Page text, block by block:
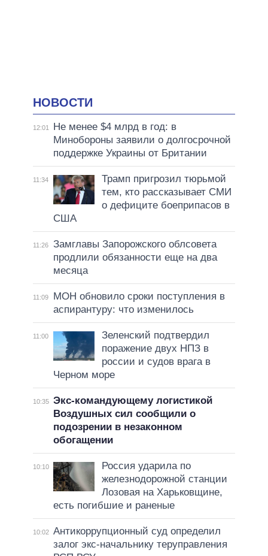
НОВОСТИ
12:01
Не менее $4 млрд в год: в
Минобороны заявили о долгосрочной
поддержке Украины от Британии
11:34
Трамп пригрозил тюрьмой
тем, кто рассказывает СМИ
о дефиците боеприпасов в
США
11:26
Замглавы Запорожского облсовета
продлили обязанности еще на два
месяца
11:09
МОН обновило сроки поступления в
аспирантуру: что изменилось
11:00
Зеленский подтвердил
поражение двух НПЗ в
россии и судов врага в
Черном море
10:35 Экс-командующему логистикой
Воздушных сил сообщили о
подозрении в незаконном
обогащении
10:10
Россия ударила по
железнодорожной станции
Лозовая на Харьковщине,
есть погибшие и раненые
10:02 Антикоррупционный суд определил
залог экс-начальнику теруправления